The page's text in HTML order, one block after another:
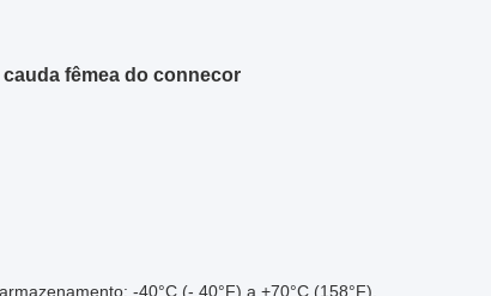
fêmea do connecor
-40°C (- 40°F) a +70°C (158°F).